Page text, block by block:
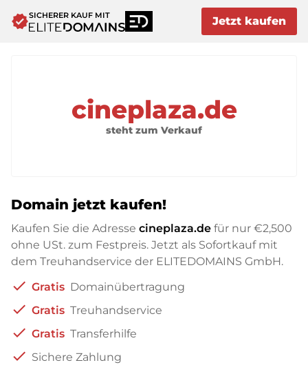
verifiedSICHERER KAUF MIT Jetzt kaufen
cineplaza.de
steht zum Verkauf
Domain jetzt kaufen!
Kaufen Sie die Adresse cineplaza.de für nur €2,500
ohne USt. zum Festpreis. Jetzt als Sofortkauf mit
dem Treuhandservice der ELITEDOMAINS GmbH.
check Gratis Domainübertragung
check Gratis Treuhandservice
check Gratis Transferhilfe
check Sichere Zahlung